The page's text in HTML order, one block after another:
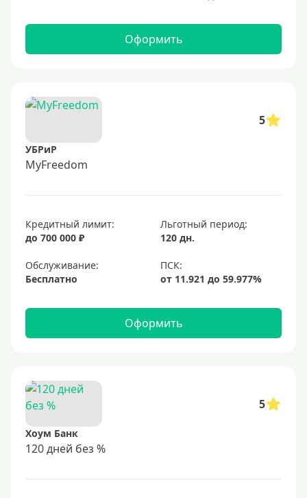
Оформить
5
УБРиР
MyFreedom
Кредитный лимит:
до 700 000 ₽
Льготный период:
120 дн.
Обслуживание:
Бесплатно
Оформить
5
Хоум Банк
120 дней без %